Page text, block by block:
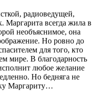
радиоведущей,
Маргарита всегда жила в
необъяснимое, она
Но ровно до
для того, кто
мире. В благодарность
любое желание
Но бедняга не
Маргариту…